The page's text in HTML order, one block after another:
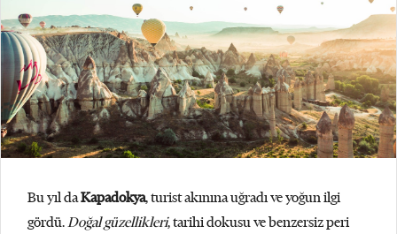
Bu yıl daKapadokya, turist akınına uğradı ve yoğun ilgi
gördü. Doğal güzellikleri, tarihi dokusu ve benzersiz peri